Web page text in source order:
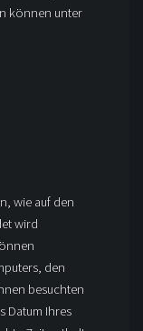
können unter
wie auf den
wird
den
besuchten
Datum Ihres